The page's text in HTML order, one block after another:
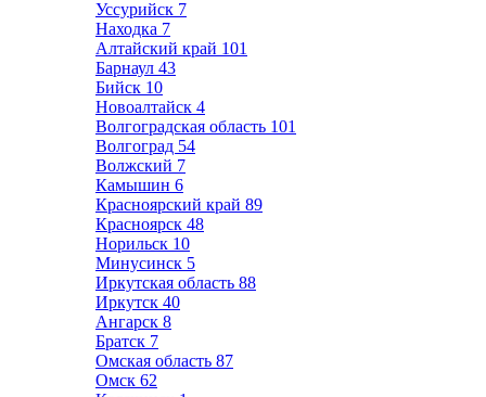
Уссурийск 7
Находка 7
Алтайский край 101
Барнаул 43
Бийск 10
Новоалтайск 4
Волгоградская область 101
Волгоград 54
Волжский 7
Камышин 6
Красноярский край 89
Красноярск 48
Норильск 10
Минусинск 5
Иркутская область 88
Иркутск 40
Ангарск 8
Братск 7
Омская область 87
Омск 62